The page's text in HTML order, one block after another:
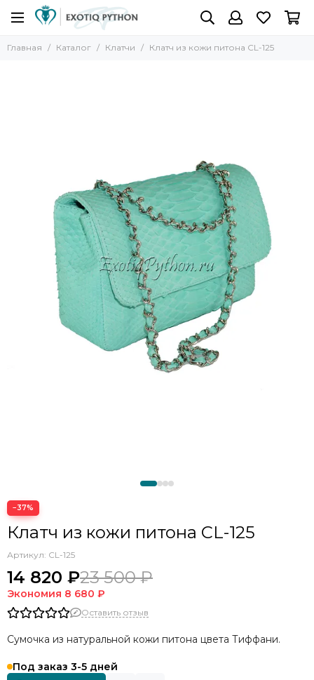
Главная Каталог Клатчи Клатч из кожи питона CL-125
−37%
Клатч из кожи питона CL-125
Артикул: CL-125
14 820 ₽23 500 ₽
Экономия 8 680 ₽
Оставить отзыв
Сумочка из натуральной кожи питона цвета Тиффани.
Под заказ 3-5 дней